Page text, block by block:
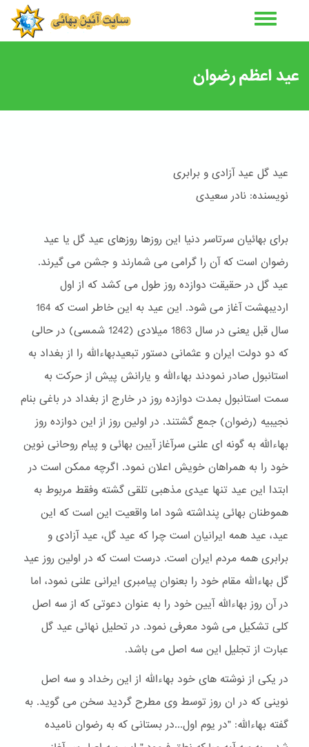
عید اعظم رضوان
عید گل عید آزادی و برابری
نویسنده: نادر سعیدی
برای بهائیان سرتاسر دنیا این روزها روزهای عید گل یا عید
رضوان است که آن را گرامی می شمارند و جشن می گیرند.
عید گل در حقیقت دوازده روز طول می کشد که از اول
اردیبهشت آغاز می شود. این عید به این خاطر است که 164
سال قبل یعنی در سال 1863 میلادی (1242 شمسی) در حالی
که دو دولت ایران و عثمانی دستور تبعیدبهاءالله را از بغداد به
استانبول صادر نمودند بهاءالله و یارانش پیش از حرکت به
سمت استانبول بمدت دوازده روز در خارج از بغداد در باغی بنام
نجیبیه (رضوان) جمع گشتند. در اولین روز از این دوازده روز
بهاءالله به گونه ای علنی سرآغاز آیین بهائی و پیام روحانی نوین
خود را به همراهان خویش اعلان نمود. اگرچه ممکن است در
ابتدا این عید تنها عیدی مذهبی تلقی گشته وفقط مربوط به
هموطنان بهائی پنداشته شود اما واقعیت این است که این
عید، عید همه ایرانیان است چرا که عید گل، عید آزادی و
برابری همه مردم ایران است. درست است که در اولین روز عید
گل بهاءالله مقام خود را بعنوان پیامبری ایرانی علنی نمود، اما
در آن روز بهاءالله آیین خود را به عنوان دعوتی که از سه اصل
کلی تشکیل می شود معرفی نمود. در تحلیل نهائی عید گل
عبارت از تجلیل این سه اصل می باشد.
در یکی از نوشته های خود بهاءالله از این رخداد و سه اصل
نوینی که در ان روز توسط وی مطرح گردید سخن می گوید. به
گفته بهاءالله: "در یوم اول...در بستانی که به رضوان نامیده